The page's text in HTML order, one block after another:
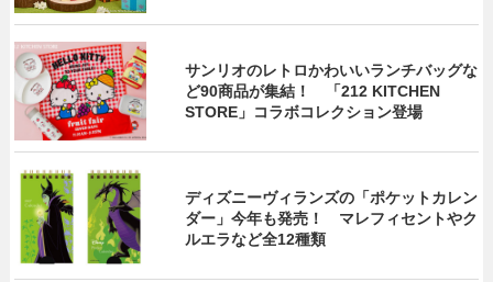
サンリオのレトロかわいいランチバッグな
ど90商品が集結！ 「212 KITCHEN
STORE」コラボコレクション登場
ディズニーヴィランズの「ポケットカレン
ダー」今年も発売！ マレフィセントやク
ルエラなど全12種類